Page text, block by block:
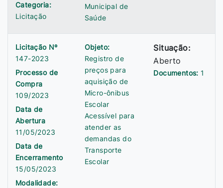
Categoria:
Licitação
Municipal de
Saúde
Licitação Nº
147-2023
Processo de
Compra
109/2023
Data de
Abertura
11/05/2023
Data de
Encerramento
15/05/2023
Modalidade:
Objeto:
Registro de
preços para
aquisição de
Micro-ônibus
Escolar
Acessível para
atender as
demandas do
Transporte
Escolar
Situação:
Aberto
Documentos:1